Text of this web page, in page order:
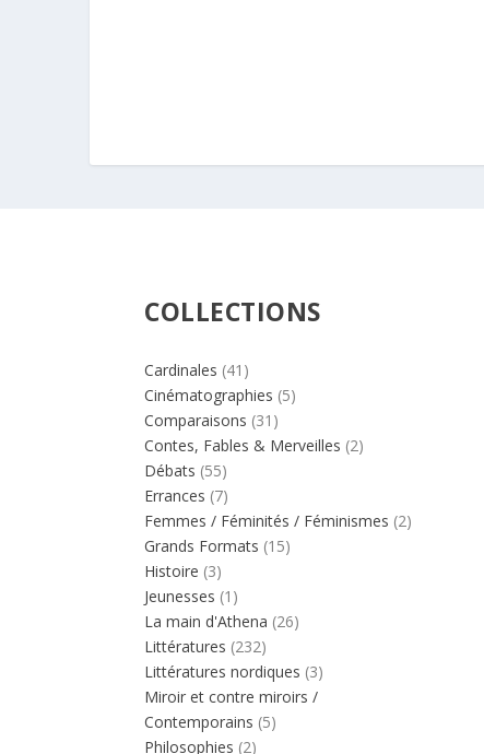
COLLECTIONS
Cardinales (41)
Cinématographies (5)
Comparaisons (31)
Contes, Fables & Merveilles (2)
Débats (55)
Errances (7)
Femmes / Féminités / Féminismes (2)
Grands Formats (15)
Histoire (3)
Jeunesses (1)
La main d'Athena (26)
Littératures (232)
Littératures nordiques (3)
Miroir et contre miroirs /
Contemporains (5)
Philosophies (2)